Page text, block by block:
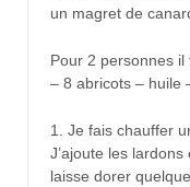
un magret de
Pour 2 personnes
– 8 abricots – huile
1. Je fais chauffer
J’ajoute les
laisse dorer